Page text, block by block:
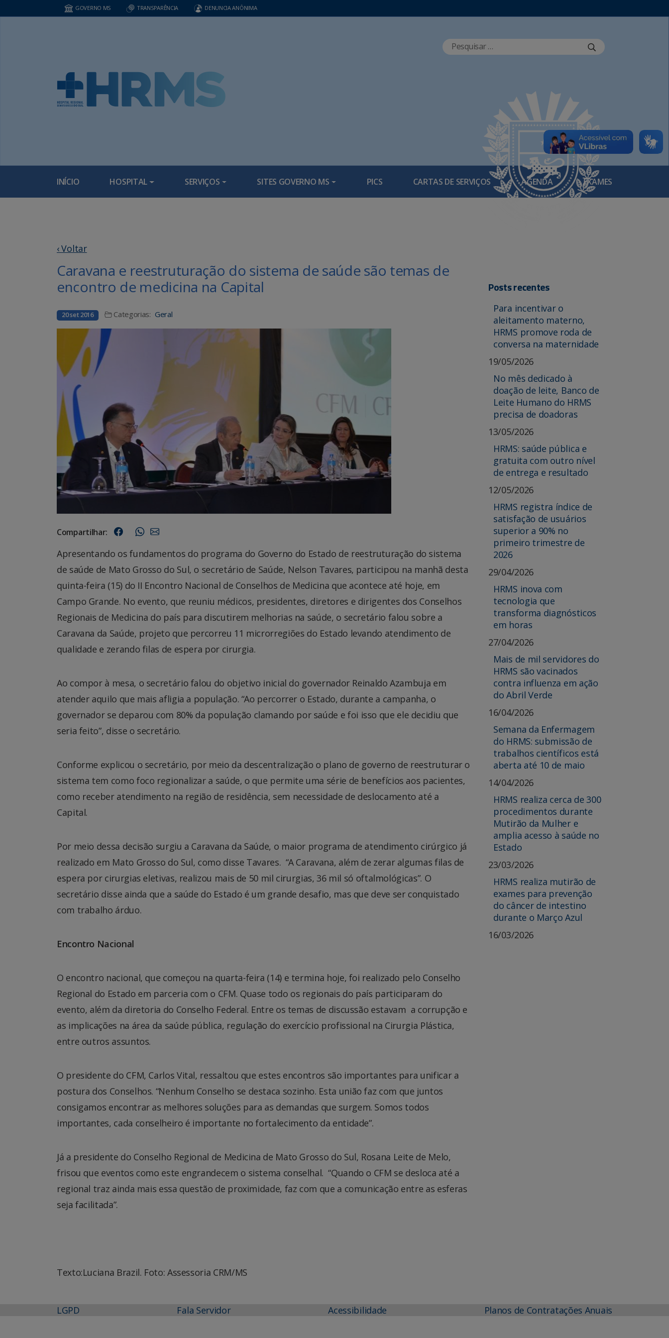
GOVERNO MS TRANSPARÊNCIA DENUNCIA ANÔNIMA
INÍCIO HOSPITAL SERVIÇOS SITES GOVERNO MS PICS CARTAS DE SERVIÇOS AGENDA EXAMES
‹ Voltar
Caravana e reestruturação do sistema de saúde são temas de
encontro de medicina na Capital
20 set 2016 Categorias: Geral
Compartilhar:
Apresentando os fundamentos do programa do Governo do Estado de reestruturação do sistema
de saúde de Mato Grosso do Sul, o secretário de Saúde, Nelson Tavares, participou na manhã desta
quinta-feira (15) do II Encontro Nacional de Conselhos de Medicina que acontece até hoje, em
Campo Grande. No evento, que reuniu médicos, presidentes, diretores e dirigentes dos Conselhos
Regionais de Medicina do país para discutirem melhorias na saúde, o secretário falou sobre a
Caravana da Saúde, projeto que percorreu 11 microrregiões do Estado levando atendimento de
qualidade e zerando filas de espera por cirurgia.
Ao compor à mesa, o secretário falou do objetivo inicial do governador Reinaldo Azambuja em
atender aquilo que mais afligia a população. “Ao percorrer o Estado, durante a campanha, o
governador se deparou com 80% da população clamando por saúde e foi isso que ele decidiu que
seria feito”, disse o secretário.
Conforme explicou o secretário, por meio da descentralização o plano de governo de reestruturar o
sistema tem como foco regionalizar a saúde, o que permite uma série de benefícios aos pacientes,
como receber atendimento na região de residência, sem necessidade de deslocamento até a
Capital.
Por meio dessa decisão surgiu a Caravana da Saúde, o maior programa de atendimento cirúrgico já
realizado em Mato Grosso do Sul, como disse Tavares. “A Caravana, além de zerar algumas filas de
espera por cirurgias eletivas, realizou mais de 50 mil cirurgias, 36 mil só oftalmológicas”. O
secretário disse ainda que a saúde do Estado é um grande desafio, mas que deve ser conquistado
com trabalho árduo.
Encontro Nacional
O encontro nacional, que começou na quarta-feira (14) e termina hoje, foi realizado pelo Conselho
Regional do Estado em parceria com o CFM. Quase todo os regionais do país participaram do
evento, além da diretoria do Conselho Federal. Entre os temas de discussão estavam a corrupção e
as implicações na área da saúde pública, regulação do exercício profissional na Cirurgia Plástica,
entre outros assuntos.
O presidente do CFM, Carlos Vital, ressaltou que estes encontros são importantes para unificar a
postura dos Conselhos. “Nenhum Conselho se destaca sozinho. Esta união faz com que juntos
consigamos encontrar as melhores soluções para as demandas que surgem. Somos todos
importantes, cada conselheiro é importante no fortalecimento da entidade”.
Já a presidente do Conselho Regional de Medicina de Mato Grosso do Sul, Rosana Leite de Melo,
frisou que eventos como este engrandecem o sistema conselhal. “Quando o CFM se desloca até a
regional traz ainda mais essa questão de proximidade, faz com que a comunicação entre as esferas
seja facilitada”.
Texto:Luciana Brazil. Foto: Assessoria CRM/MS
Posts recentes
Para incentivar o
aleitamento materno,
HRMS promove roda de
conversa na maternidade
19/05/2026
No mês dedicado à
doação de leite, Banco de
Leite Humano do HRMS
precisa de doadoras
13/05/2026
HRMS: saúde pública e
gratuita com outro nível
de entrega e resultado
12/05/2026
HRMS registra índice de
satisfação de usuários
superior a 90% no
primeiro trimestre de
2026
29/04/2026
HRMS inova com
tecnologia que
transforma diagnósticos
em horas
27/04/2026
Mais de mil servidores do
HRMS são vacinados
contra influenza em ação
do Abril Verde
16/04/2026
Semana da Enfermagem
do HRMS: submissão de
trabalhos científicos está
aberta até 10 de maio
14/04/2026
HRMS realiza cerca de 300
procedimentos durante
Mutirão da Mulher e
amplia acesso à saúde no
Estado
23/03/2026
HRMS realiza mutirão de
exames para prevenção
do câncer de intestino
durante o Março Azul
16/03/2026
LGPD Fala Servidor Acessibilidade Planos de Contratações Anuais